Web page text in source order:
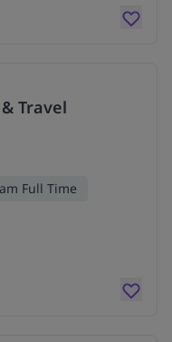
Travel
Full Time